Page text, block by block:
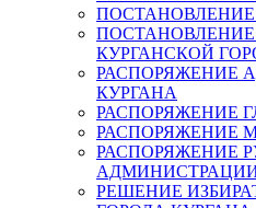
ПОСТАНОВЛЕНИЕ
ПОСТАНОВЛЕНИЕ
КУРГАНСКОЙ
РАСПОРЯЖЕНИЕ
КУРГАНА
РАСПОРЯЖЕНИЕ
РАСПОРЯЖЕНИЕ
РАСПОРЯЖЕНИЕ
РЕШЕНИЕ